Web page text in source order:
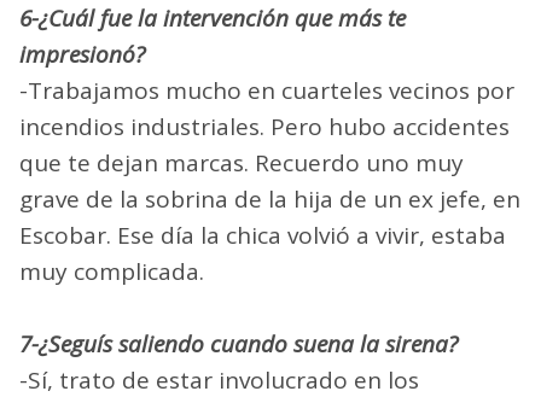
6-¿Cuál fue la intervención que más te
impresionó?
-Trabajamos mucho en cuarteles vecinos por
incendios industriales. Pero hubo accidentes
que te dejan marcas. Recuerdo uno muy
grave de la sobrina de la hija de un ex jefe, en
Escobar. Ese día la chica volvió a vivir, estaba
muy complicada.
7-¿Seguís saliendo cuando suena la sirena?
-Sí, trato de estar involucrado en los